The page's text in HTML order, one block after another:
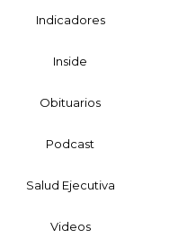
Indicadores
Inside
Obituarios
Podcast
Salud Ejecutiva
Videos